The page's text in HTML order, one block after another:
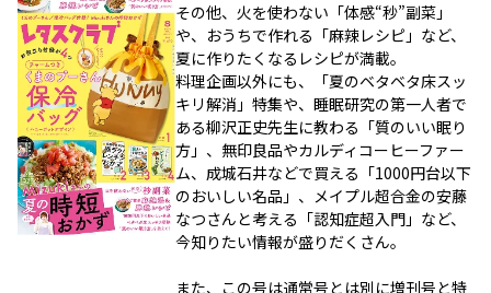
その他、火を使わない「体感“秒”副菜」
や、おうちで作れる「麻辣レシピ」など、
夏に作りたくなるレシピが満載。
料理企画以外にも、「夏のベタベタ床スッ
キリ解消」特集や、睡眠研究の第一人者で
ある柳沢正史先生に教わる「質のいい眠り
方」、無印良品やカルディコーヒーファー
ム、成城石井などで買える「1000円台以下
のおいしい名品」、メイプル超合金の安藤
なつさんと考える「認知症超入門」など、
今知りたい情報が盛りだくさん。
また、この号は通常号とは別に増刊号と特